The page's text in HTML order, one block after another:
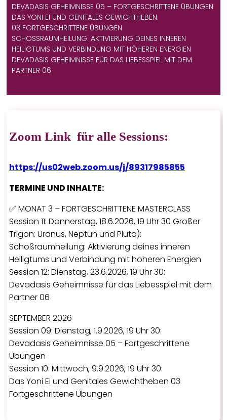
DEVADASIS GEHEIMNISSE 05 – FORTGESCHRITTENE ÜBUNGEN
DAS YONI EI UND GENITALES GEWICHTHEBEN:
03 FORTGESCHRITTENE ÜBUNGEN
SCHOSSRAUMHEILUNG: AKTIVIERUNG DEINES INNEREN H
EILIGTUMS UND VERBINDUNG MIT HÖHEREN ENERGIEN
DEVADASIS GEHEIMNISSE FÜR DAS LIEBESSPIEL MIT DEM
PARTNER 06
Zoom Link für alle Sessions:
https://us02web.zoom.us/j/89317985855
TERMINE UND INHALTE:
✅ MONAT 3 – FORTGESCHRITTENE MASTERCLASS
Session 11: Donnerstag, 18.6.2026, 19 Uhr 30 Großer
Trigon: Uranus, Neptun und Pluto):
Schoßraumheilung: Aktivierung deines inneren
Heiligtums und Verbindung mit höheren Energien
Session 12: Dienstag, 23.6.2026, 19 Uhr 30:
Devadasis Geheimnisse für das Liebesspiel mit dem
Partner 06
SEPTEMBER 2026
Session 09: Dienstag, 1.9.2026, 19 Uhr 30:
Devadasis Geheimnisse 05 – Fortgeschrittene
Übungen
Session 10: Mittwoch, 9.9.2026, 19 Uhr 30:
Das Yoni Ei und Genitales Gewichtheben 03
Fortgeschrittene Übungen